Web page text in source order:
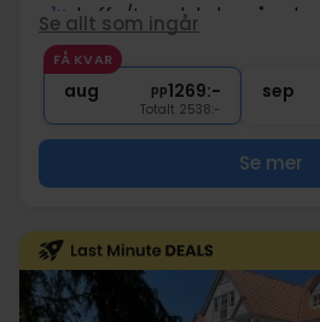
1x kaffe/te och kaka på
1x 1 glas bubbel
1x spel på kägelbana
Se allt som ingår
FÅ KVAR
aug pp1269:-
Totalt 2538:-
sep
Se mer